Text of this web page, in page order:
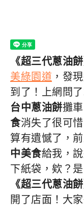
《超三代蔥油餅
美綠園道 ，發
到了！上網問
台中蔥油餅攤
食消失了很可
算有遺憾了，
中美食給我，
下紙袋，欸？是
《超三代蔥油餅
開了店面！大